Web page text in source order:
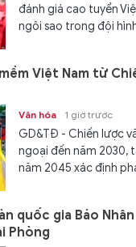
đánh giá cao tuyển
ngôi sao trong đội
Việt Nam từ
Văn hóa 1 giờ trước
GD&TĐ - Chiến lược
ngoại đến năm 2030,
năm 2045 xác định
quốc gia Báo
Phòng